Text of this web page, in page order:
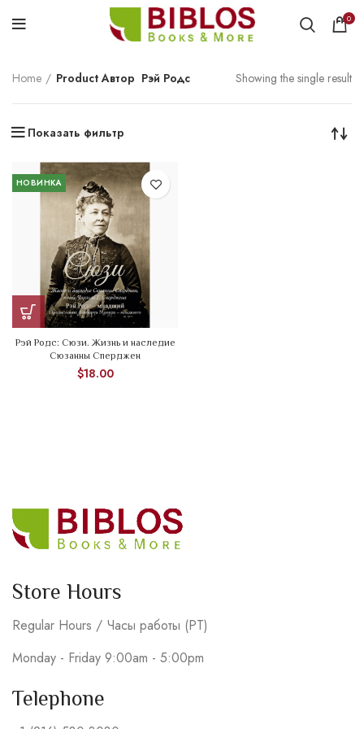
0
Home Product Автор Рэй Родс Showing the single result
Показать фильтр
НОВИНКА
Рэй Родс: Сюзи. Жизнь и наследие
Сюзанны Сперджен
$18.00
Store Hours
Regular Hours / Часы работы (PT)
Monday - Friday 9:00am - 5:00pm
Telephone